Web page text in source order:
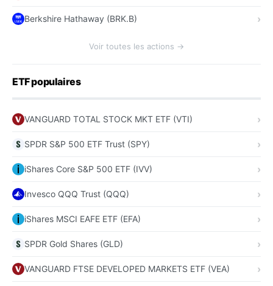
Berkshire Hathaway (BRK.B)
Voir toutes les actions →
ETF populaires
VANGUARD TOTAL STOCK MKT ETF (VTI)
SPDR S&P 500 ETF Trust (SPY)
iShares Core S&P 500 ETF (IVV)
Invesco QQQ Trust (QQQ)
iShares MSCI EAFE ETF (EFA)
SPDR Gold Shares (GLD)
VANGUARD FTSE DEVELOPED MARKETS ETF (VEA)